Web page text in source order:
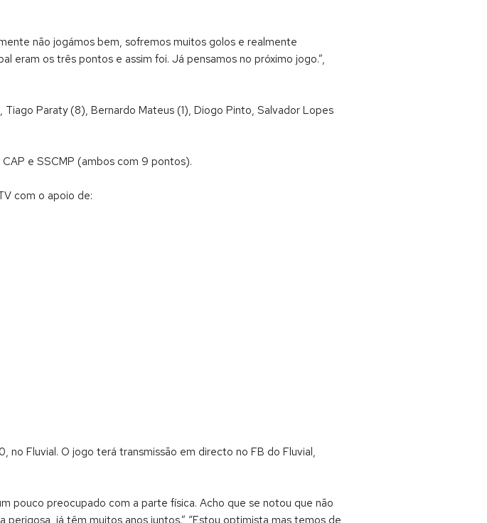
não jogámos bem, sofremos muitos golos e realmente
eram os três pontos e assim foi. Já pensamos no próximo jogo.”,
Tiago Paraty (8), Bernardo Mateus (1), Diogo Pinto, Salvador Lopes
e SSCMP (ambos com 9 pontos).
com o apoio de:
no Fluvial. O jogo terá transmissão em directo no FB do Fluvial,
pouco preocupado com a parte física. Acho que se notou que não
já têm muitos anos juntos.” “Estou optimista mas temos de